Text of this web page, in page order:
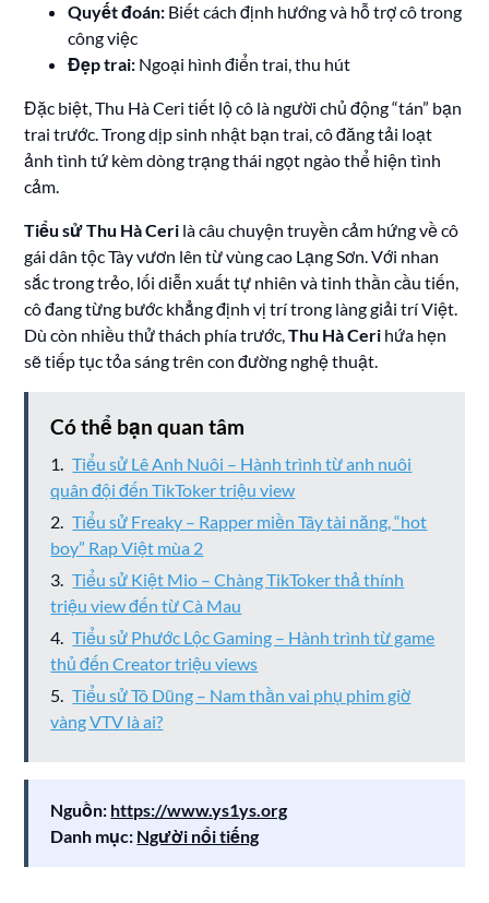
Quyết đoán: Biết cách định hướng và hỗ trợ cô trong
công việc
Đẹp trai: Ngoại hình điển trai, thu hút
Đặc biệt, Thu Hà Ceri tiết lộ cô là người chủ động “tán” bạn
trai trước. Trong dịp sinh nhật bạn trai, cô đăng tải loạt
ảnh tình tứ kèm dòng trạng thái ngọt ngào thể hiện tình
cảm.
Tiểu sử Thu Hà Ceri là câu chuyện truyền cảm hứng về cô
gái dân tộc Tày vươn lên từ vùng cao Lạng Sơn. Với nhan
sắc trong trẻo, lối diễn xuất tự nhiên và tinh thần cầu tiến,
cô đang từng bước khẳng định vị trí trong làng giải trí Việt.
Dù còn nhiều thử thách phía trước,Thu Hà Ceri hứa hẹn
sẽ tiếp tục tỏa sáng trên con đường nghệ thuật.
Có thể bạn quan tâm
Tiểu sử Lê Anh Nuôi – Hành trình từ anh nuôi
quân đội đến TikToker triệu view
Tiểu sử Freaky – Rapper miền Tây tài năng, “hot
boy” Rap Việt mùa 2
Tiểu sử Kiệt Mio – Chàng TikToker thả thính
triệu view đến từ Cà Mau
Tiểu sử Phước Lộc Gaming – Hành trình từ game
thủ đến Creator triệu views
Tiểu sử Tô Dũng – Nam thần vai phụ phim giờ
vàng VTV là ai?
Nguồn: https://www.ys1ys.org
Danh mục: Người nổi tiếng